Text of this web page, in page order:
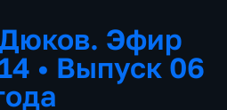
Эфир
• Выпуск 06